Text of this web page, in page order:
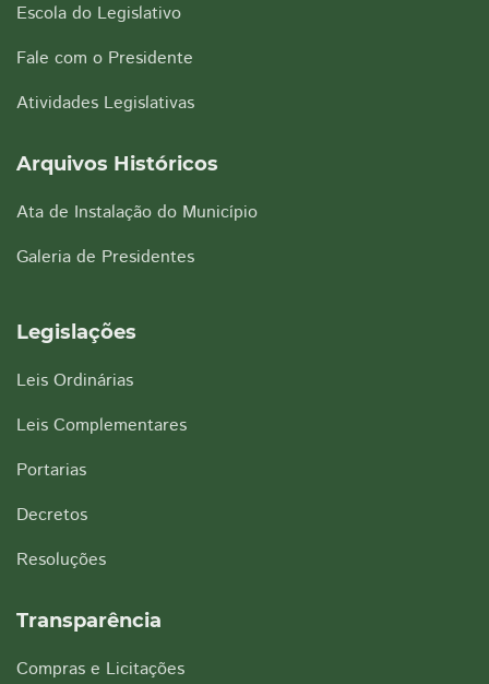
Escola do Legislativo
Fale com o Presidente
Atividades Legislativas
Arquivos Históricos
Ata de Instalação do Município
Galeria de Presidentes
Legislações
Leis Ordinárias
Leis Complementares
Portarias
Decretos
Resoluções
Transparência
Compras e Licitações